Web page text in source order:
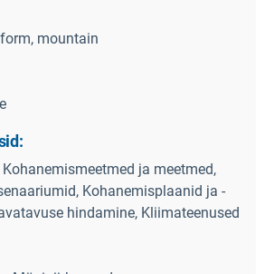
mountain
ja meetmed,
Kohanemisplaanid ja -
hindamine, Kliimateenused